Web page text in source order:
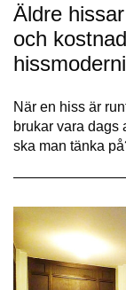
Äldre
och
När en hiss är
brukar vara dags
ska man tänka